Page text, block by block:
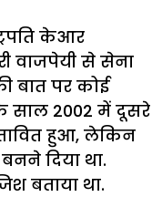
केआर
वाजपेयी से सेना
बात पर कोई
साल 2002 में दूसरे
हुआ, लेकिन
बनने दिया था.
बताया था.